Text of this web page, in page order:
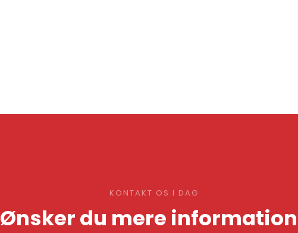
KONTAKT OS I DAG
Ønsker du mere